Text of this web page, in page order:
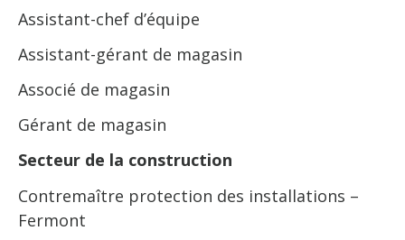
Assistant-chef d’équipe
Assistant-gérant de magasin
Associé de magasin
Gérant de magasin
Secteur de la construction
Contremaître protection des installations –
Fermont